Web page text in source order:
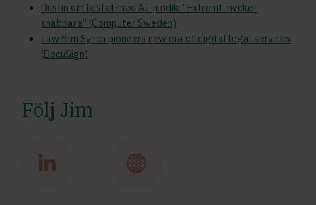
Dustin om testet med AI-juridik: ”Extremt mycket
snabbare” (Computer Sweden)
Law firm Synch pioneers new era of digital legal services
(DocuSign)
Följ Jim